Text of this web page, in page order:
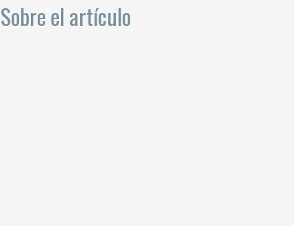
Sobre el artículo